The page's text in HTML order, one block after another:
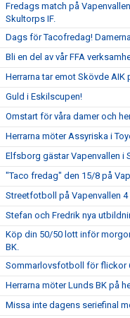
Fredags match på
Skultorps IF.
Dags för Tacofredag!
Bli en del av vår FFA
Herrarna tar emot Skövde AIK
Guld i Eskilscupen!
Omstart för våra damer och
Herrarna möter Assyriska i
Elfsborg gästar Vapenvallen i
"Taco fredag" den 15/8 på
Streetfotboll på Vapenvallen 4
Stefan och Fredrik nya
Köp din 50/50 lott inför
BK.
Sommarlovsfotboll för flickor
Herrarna möter Lunds BK på
Missa inte dagens seriefinal